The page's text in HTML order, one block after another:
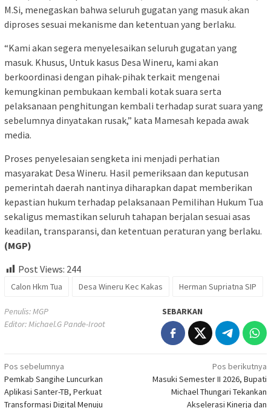
M.Si, menegaskan bahwa seluruh gugatan yang masuk akan
diproses sesuai mekanisme dan ketentuan yang berlaku.
“Kami akan segera menyelesaikan seluruh gugatan yang
masuk. Khusus, Untuk kasus Desa Wineru, kami akan
berkoordinasi dengan pihak-pihak terkait mengenai
kemungkinan pembukaan kembali kotak suara serta
pelaksanaan penghitungan kembali terhadap surat suara yang
sebelumnya dinyatakan rusak,” kata Mamesah kepada awak
media.
Proses penyelesaian sengketa ini menjadi perhatian
masyarakat Desa Wineru. Hasil pemeriksaan dan keputusan
pemerintah daerah nantinya diharapkan dapat memberikan
kepastian hukum terhadap pelaksanaan Pemilihan Hukum Tua
sekaligus memastikan seluruh tahapan berjalan sesuai asas
keadilan, transparansi, dan ketentuan peraturan yang berlaku.
(MGP)
Post Views: 244
Calon Hkm Tua Desa Wineru Kec Kakas Herman Supriatna SIP
Penulis: MGP
Editor: Michael.G Pande-Iroot
SEBARKAN
Navigasi
pos
Pos sebelumnya
Pemkab Sangihe Luncurkan
Aplikasi Santer-TB, Perkuat
Transformasi Digital Menuju
Pos berikutnya
Masuki Semester II 2026, Bupati
Michael Thungari Tekankan
Akselerasi Kinerja dan